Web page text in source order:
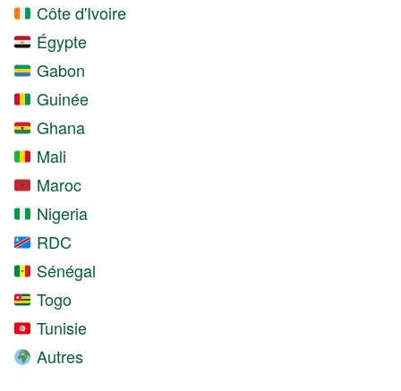
Côte d'Ivoire
Égypte
Gabon
Guinée
Ghana
Mali
Maroc
Nigeria
RDC
Sénégal
Togo
Tunisie
Autres